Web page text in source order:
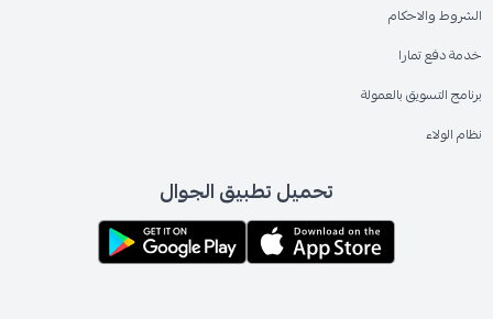
الشروط والاحكام
خدمة دفع تمارا
برنامج التسويق بالعمولة
نظام الولاء
تحميل تطبيق الجوال